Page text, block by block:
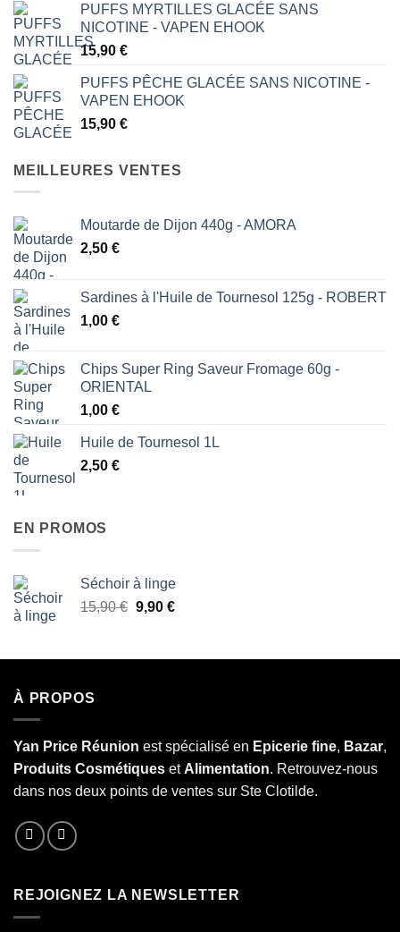
PUFFS MYRTILLES GLACÉE SANS
NICOTINE - VAPEN EHOOK
15,90 €
PUFFS PÊCHE GLACÉE SANS NICOTINE -
VAPEN EHOOK
15,90 €
MEILLEURES VENTES
Moutarde de Dijon 440g - AMORA
2,50 €
Sardines à l'Huile de Tournesol 125g - ROBERT
1,00 €
Chips Super Ring Saveur Fromage 60g -
ORIENTAL
1,00 €
Huile de Tournesol 1L
2,50 €
EN PROMOS
Séchoir à linge
15,90€ Le
était :
9,90 €Le
est :
À PROPOS
Yan Price Réunion est spécialisé en Epicerie fine, Bazar,
Produits Cosmétiques etAlimentation. Retrouvez-nous
dans nos deux points de ventes sur Ste Clotilde.
REJOIGNEZ LA NEWSLETTER